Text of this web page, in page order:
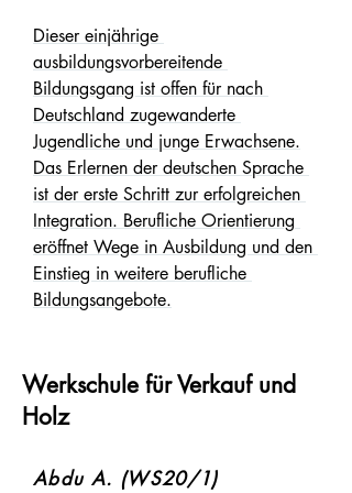
Dauer des Bildungsganges
1 Jahr
Unterrichtsfächer
Neben der Berufsorientierung werden
Inhalte in den Fächern Deutsch und
Mathematikunterrichtet.
Unterrichtskonzept: Der Unterricht
findet in Teilzeitform an zwei Tagen
Die restlichen drei Tage sind die
Schülerinnen und Schüler im
Praktikumsbetrieb.
Dieser einjährige
ausbildungsvorbereitende
Bildungsgang ist offen für nach
Deutschland zugewanderte
Jugendliche und junge Erwachsene.
Das Erlernen der deutschen Sprache
ist der erste Schritt zur erfolgreichen
Integration. Berufliche Orientierung
eröffnet Wege in Ausbildung und den
Einstieg in weitere berufliche
Bildungsangebote.
Werkschule für Verkauf und
Holz
Abdu A. (WS20/1)